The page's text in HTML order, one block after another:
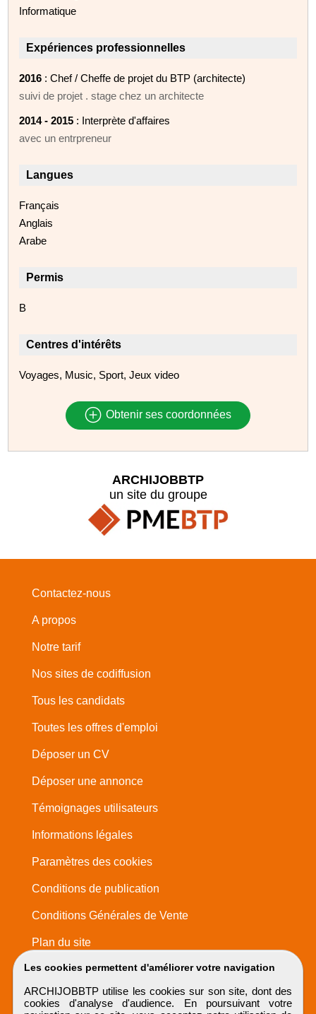
Informatique
Expériences professionnelles
2016 : Chef / Cheffe de projet du BTP (architecte)
suivi de projet . stage chez un architecte
2014 - 2015 : Interprète d'affaires
avec un entrpreneur
Langues
Français
Anglais
Arabe
Permis
B
Centres d'intérêts
Voyages, Music, Sport, Jeux video
Obtenir ses coordonnées
Les cookies permettent d'améliorer votre navigation
ARCHIJOBBTP utilise les cookies sur son site, dont des
cookies d'analyse d'audience. En poursuivant votre
ARCHIJOBBTP
un site du groupe
Contactez-nous
A propos
Notre tarif
Nos sites de codiffusion
Tous les candidats
Toutes les offres d'emploi
Déposer un CV
Déposer une annonce
Témoignages utilisateurs
Informations légales
Paramètres des cookies
Conditions de publication
Conditions Générales de Vente
Plan du site